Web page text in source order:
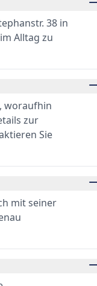
38 in
Alltag zu
woraufhin
zur
Sie
mit seiner